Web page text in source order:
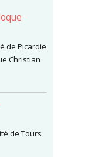
de Picardie
Christian
de Tours